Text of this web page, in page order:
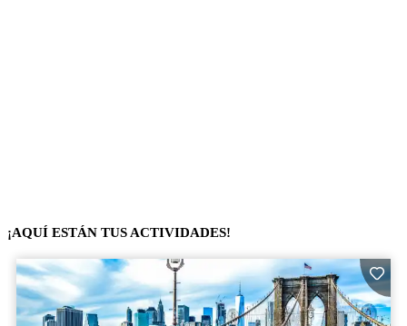
¡AQUÍ ESTÁN TUS ACTIVIDADES!